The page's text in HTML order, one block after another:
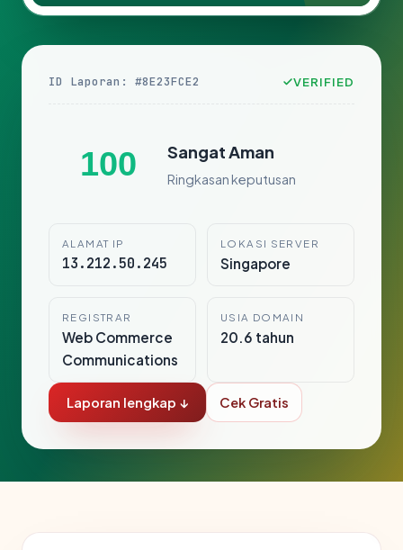
ID Laporan: #8E23FCE2 VERIFIED
100 Sangat Aman
Ringkasan keputusan
ALAMAT IP
13.212.50.245
LOKASI SERVER
Singapore
REGISTRAR
Web Commerce
Communications
USIA DOMAIN
20.6 tahun
Laporan lengkap ↓ Cek Gratis